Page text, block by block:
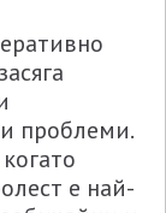
проблеми.
е най-